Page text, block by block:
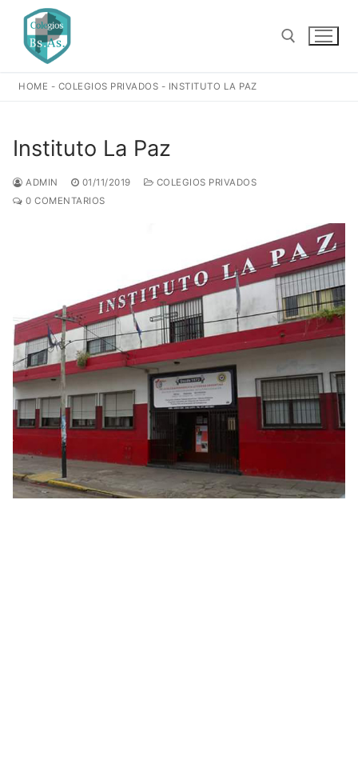
contenido
HOME - COLEGIOS PRIVADOS - INSTITUTO LA PAZ
Instituto La Paz
ADMIN 01/11/2019
COLEGIOS PRIVADOS
0 COMENTARIOS